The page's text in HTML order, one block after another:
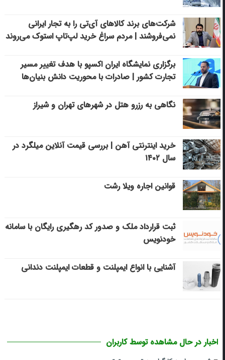
شرکت‌های برند کالاهای آی‌تی را به تجار ایرانی
نمی‌فروشند | مردم سراغ خرید لپ‌تاپ استوک می‌روند
برگزاری نمایشگاه ایران اکسپو با هدف تغییر مسیر
تجارت کشور | صادرات با محوریت دانش بنیان‌ها
نگاهی به رزرو هتل در شهرهای تهران و شیراز
خرید اینترنتی آهن | بررسی قیمت آنلاین میلگرد در
سال ۱۴۰۲
قوانین اجاره ویلا رشت
ثبت قرارداد ملک و صدور کد رهگیری رایگان با سامانه
خودنویس
آشنایی با انواع ایمپلنت و قطعات ایمپلنت دندانی
اخبار در حال مشاهده توسط کاربران